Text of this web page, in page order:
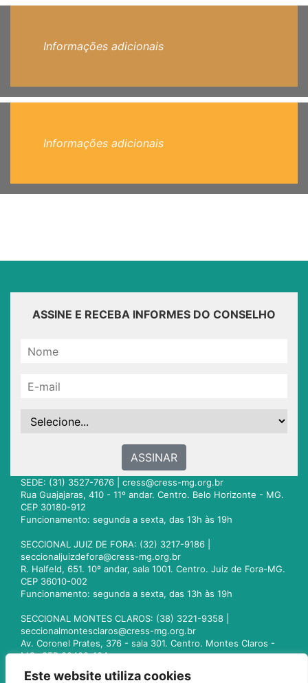
Este website utiliza cookies
Informações adicionais
Informações adicionais
ASSINE E RECEBA INFORMES DO CONSELHO
ASSINAR
SEDE: (31) 3527-7676 | cress@cress-mg.org.br
Rua Guajajaras, 410 - 11º andar. Centro. Belo Horizonte - MG.
CEP 30180-912
Funcionamento: segunda a sexta, das 13h às 19h
SECCIONAL JUIZ DE FORA: (32) 3217-9186 |
seccionaljuizdefora@cress-mg.org.br
R. Halfeld, 651. 10º andar, sala 1001. Centro. Juiz de Fora-MG.
CEP 36010-002
Funcionamento: segunda a sexta, das 13h às 19h
SECCIONAL MONTES CLAROS: (38) 3221-9358 |
seccionalmontesclaros@cress-mg.org.br
Av. Coronel Prates, 376 - sala 301. Centro. Montes Claros -
MG. CEP 39400-104